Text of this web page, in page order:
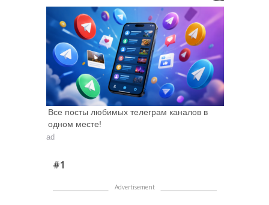
Все посты любимых телеграм каналов в
одном месте!
ad
#1